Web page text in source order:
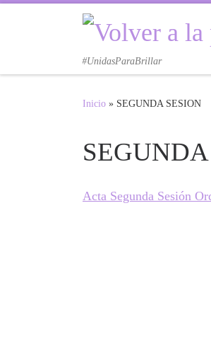
Saltar al contenido
#UnidasParaBrillar
Inicio » SEGUNDA SESION
Acta Segunda Sesión